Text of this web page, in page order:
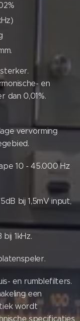
en
dan 0,01%.
vervorming
10 - 45.000 Hz
bij 1,5mV input,
1kHz.
en rumblefilters.
een
wordt
specificaties